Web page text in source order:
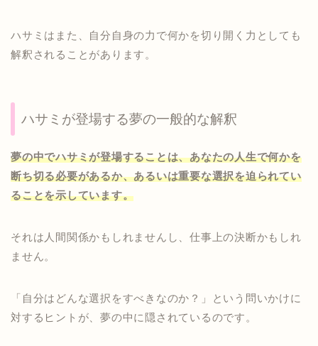
ハサミはまた、自分自身の力で何かを切り開く力としても
解釈されることがあります。
ハサミが登場する夢の一般的な解釈
夢の中でハサミが登場することは、あなたの人生で何かを
断ち切る必要があるか、あるいは重要な選択を迫られてい
ることを示しています。
それは人間関係かもしれませんし、仕事上の決断かもしれ
ません。
「自分はどんな選択をすべきなのか？」という問いかけに
対するヒントが、夢の中に隠されているのです。